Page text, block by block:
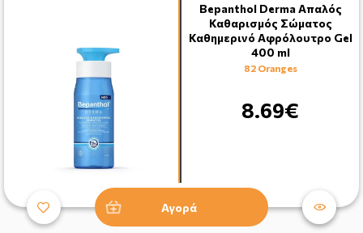
Bepanthol Derma Απαλός
Καθαρισμός Σώματος
Καθημερινό Αφρόλουτρο Gel
400 ml
82 Oranges
8.69€
Αγορά